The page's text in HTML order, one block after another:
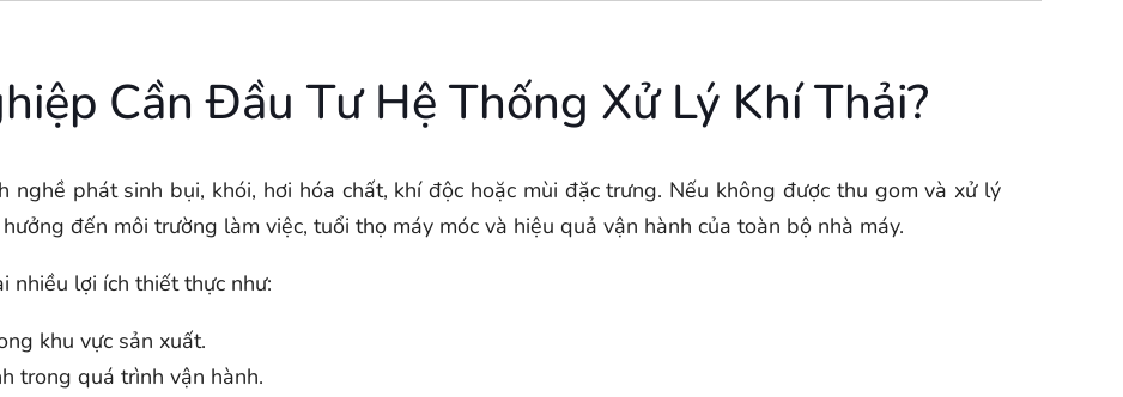
Cần Đầu Tư Hệ Thống Xử Lý Khí Thải?
nghề phát sinh bụi, khói, hơi hóa chất, khí độc hoặc mùi đặc trưng. Nếu không được thu gom và xử lý
đến môi trường làm việc, tuổi thọ máy móc và hiệu quả vận hành của toàn bộ nhà máy.
lợi ích thiết thực như:
khu vực sản xuất.
trong quá trình vận hành.